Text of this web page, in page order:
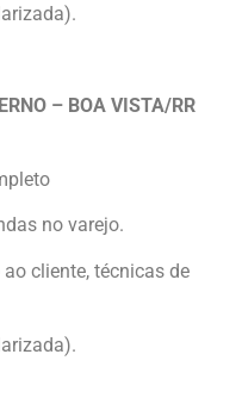
– BOA VISTA/RR
no varejo.
cliente, técnicas de